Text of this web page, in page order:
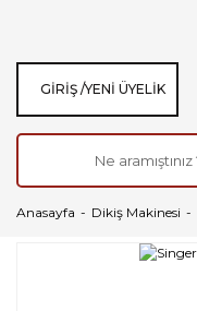
GIRIŞ /YENI ÜYELIK
Anasayfa Dikiş Makinesi